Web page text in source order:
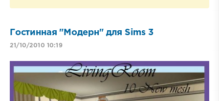
Гостинная "Модерн" для Sims 3
21/10/2010 10:19